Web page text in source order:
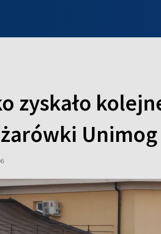
zyskało
Unimog